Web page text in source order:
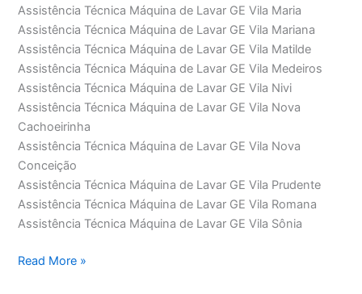
Assistência Técnica Máquina de Lavar GE Vila Maria
Assistência Técnica Máquina de Lavar GE Vila Mariana
Assistência Técnica Máquina de Lavar GE Vila Matilde
Assistência Técnica Máquina de Lavar GE Vila Medeiros
Assistência Técnica Máquina de Lavar GE Vila Nivi
Assistência Técnica Máquina de Lavar GE Vila Nova
Cachoeirinha
Assistência Técnica Máquina de Lavar GE Vila Nova
Conceição
Assistência Técnica Máquina de Lavar GE Vila Prudente
Assistência Técnica Máquina de Lavar GE Vila Romana
Assistência Técnica Máquina de Lavar GE Vila Sônia
Assistência
Read More »